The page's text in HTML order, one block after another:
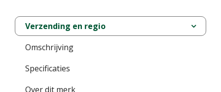
Verzending en regio
Omschrijving
Specificaties
Over dit merk